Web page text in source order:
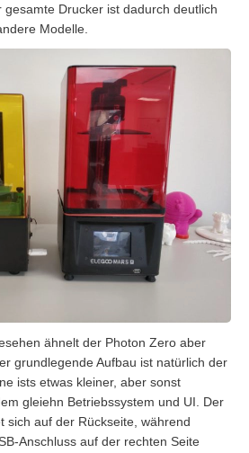
Drucker ist dadurch deutlich
Modelle.
ähnelt der Photon Zero aber
grundlegende Aufbau ist natürlich der
ists etwas kleiner, aber sonst
gleiehn Betriebssystem und UI. Der
sich auf der Rückseite, während
Anschluss auf der rechten Seite